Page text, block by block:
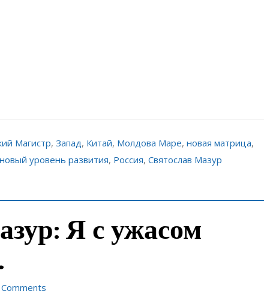
Магистр, Запад, Китай, Молдова Маре, новая матрица,
новый уровень развития, Россия, Святослав Мазур
Я с ужасом